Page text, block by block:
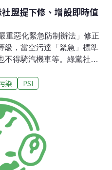
盟提下修、增設即時值
重惡化緊急防制辦法」修正
級，當空污達「緊急」標準
不得騎汽機車等。綠黨社會
出，環署定的分級標準過於
嚴重惡化緊急防制辦法」修
少民眾認為環保署擾民，不
方面，則是認為環保署將緊
以PM2.5來看，過去十年
從未達到「中級」，更不用
染 PSI